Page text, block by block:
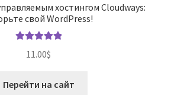
хостингом Cloudways:
свой WordPress!
11.00$
Перейти на сайт